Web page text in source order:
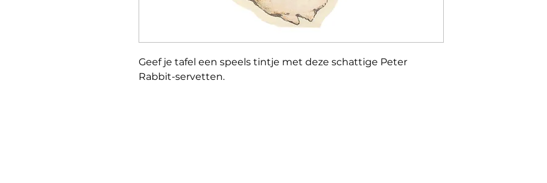
Geef je tafel een speels tintje met deze schattige Peter
Rabbit-servetten.